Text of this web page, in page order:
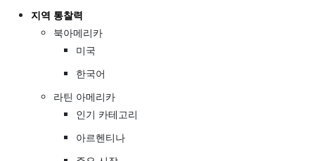
지역 통찰력
북아메리카
미국
한국어
라틴 아메리카
인기 카테고리
아르헨티나